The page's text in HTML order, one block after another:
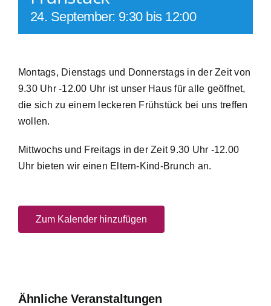
24. September: 9:30bis 12:00
Montags, Dienstags und Donnerstags in der Zeit von
9.30 Uhr -12.00 Uhr ist unser Haus für alle geöffnet,
die sich zu einem leckeren Frühstück bei uns treffen
wollen.
Mittwochs und Freitags in der Zeit 9.30 Uhr -12.00
Uhr bieten wir einen Eltern-Kind-Brunch an.
Zum Kalender hinzufügen
Ähnliche Veranstaltungen